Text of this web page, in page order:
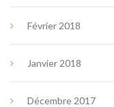
Février 2018
Janvier 2018
Décembre 2017